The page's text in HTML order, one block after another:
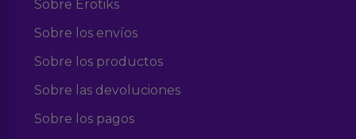
Sobre Erotiks
Sobre los envíos
Sobre los productos
Sobre las devoluciones
Sobre los pagos